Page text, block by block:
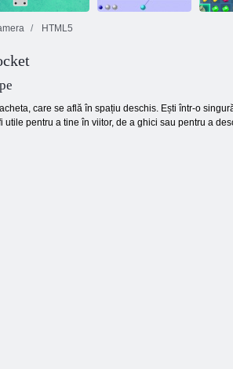
Domino Clasic
HTML5
care se află în spațiu deschis. Ești într-o
utile pentru a tine în viitor, de a ghici sau pentru a